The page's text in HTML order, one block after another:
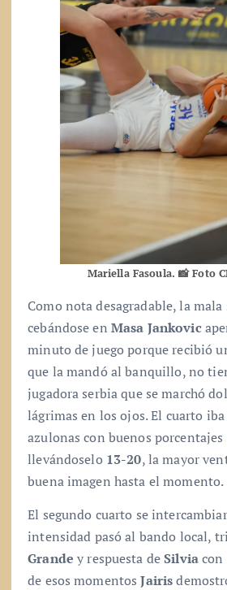
Mariella Fasoula. 📸 Foto
Como nota desagradable, la
cebándose en Masa Jankovic
minuto de juego porque recibió
que la mandó al banquillo, no
jugadora serbia que se marchó
lágrimas en los ojos. El cuarto
azulonas con buenos
llevándoselo13-20, la mayor
buena imagen hasta el momento.
El segundo cuarto se
intensidad pasó al bando local,
Grandey respuesta deSilviacon
de esos momentosJairis